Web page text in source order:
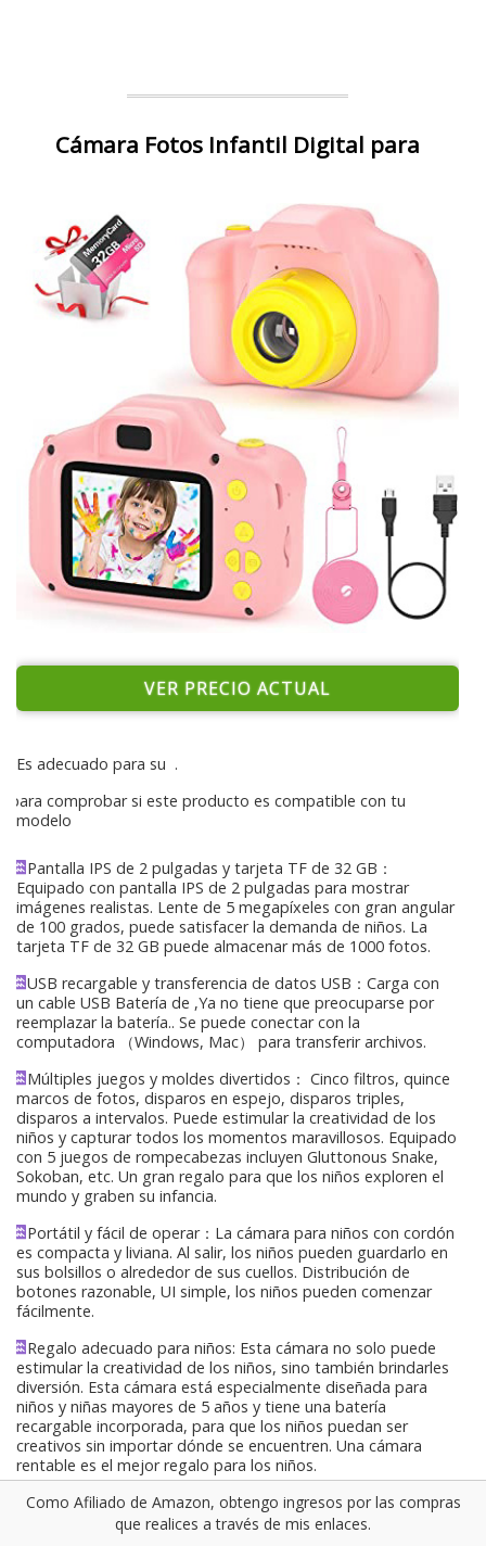
Cámara Fotos Infantil Digital para
VER PRECIO ACTUAL
Es adecuado para su .
para comprobar si este producto es compatible con tu
modelo
Pantalla IPS de 2 pulgadas y tarjeta TF de 32 GB：
Equipado con pantalla IPS de 2 pulgadas para mostrar
imágenes realistas. Lente de 5 megapíxeles con gran angular
de 100 grados, puede satisfacer la demanda de niños. La
tarjeta TF de 32 GB puede almacenar más de 1000 fotos.
USB recargable y transferencia de datos USB：Carga con
un cable USB Batería de ,Ya no tiene que preocuparse por
reemplazar la batería.. Se puede conectar con la
computadora （Windows, Mac） para transferir archivos.
Múltiples juegos y moldes divertidos： Cinco filtros, quince
marcos de fotos, disparos en espejo, disparos triples,
disparos a intervalos. Puede estimular la creatividad de los
niños y capturar todos los momentos maravillosos. Equipado
con 5 juegos de rompecabezas incluyen Gluttonous Snake,
Sokoban, etc. Un gran regalo para que los niños exploren el
mundo y graben su infancia.
Portátil y fácil de operar：La cámara para niños con cordón
es compacta y liviana. Al salir, los niños pueden guardarlo en
sus bolsillos o alrededor de sus cuellos. Distribución de
botones razonable, UI simple, los niños pueden comenzar
fácilmente.
Regalo adecuado para niños: Esta cámara no solo puede
estimular la creatividad de los niños, sino también brindarles
diversión. Esta cámara está especialmente diseñada para
niños y niñas mayores de 5 años y tiene una batería
recargable incorporada, para que los niños puedan ser
creativos sin importar dónde se encuentren. Una cámara
rentable es el mejor regalo para los niños.
Como Afiliado de Amazon, obtengo ingresos por las compras
que realices a través de mis enlaces.